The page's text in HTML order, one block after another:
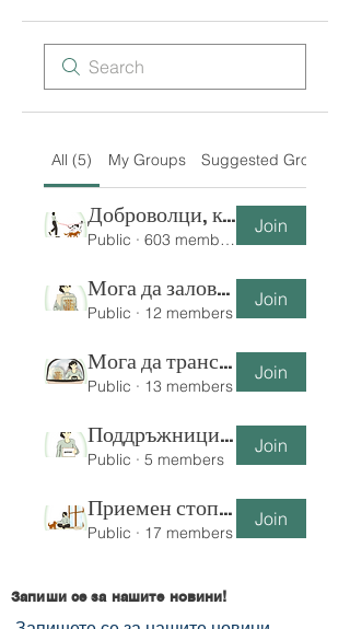
All (5) My Groups Suggested Groups
Доброволци, които разхождат кучета, играят с котета :)
Public · 603 members
Join
Мога да заловя куче или коте
Public · 12 members
Join
Мога да транспортирам куче или коте
Public · 13 members
Join
Поддръжници чрез физически дарения
Public · 5 members
Join
Приемен стопанин
Public · 17 members
Join
Запиши се за нашите новини!